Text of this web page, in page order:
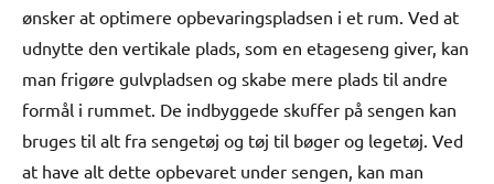
ønsker at optimere opbevaringspladsen i et rum. Ved at
udnytte den vertikale plads, som en etageseng giver, kan
man frigøre gulvpladsen og skabe mere plads til andre
formål i rummet. De indbyggede skuffer på sengen kan
bruges til alt fra sengetøj og tøj til bøger og legetøj. Ved
at have alt dette opbevaret under sengen, kan man